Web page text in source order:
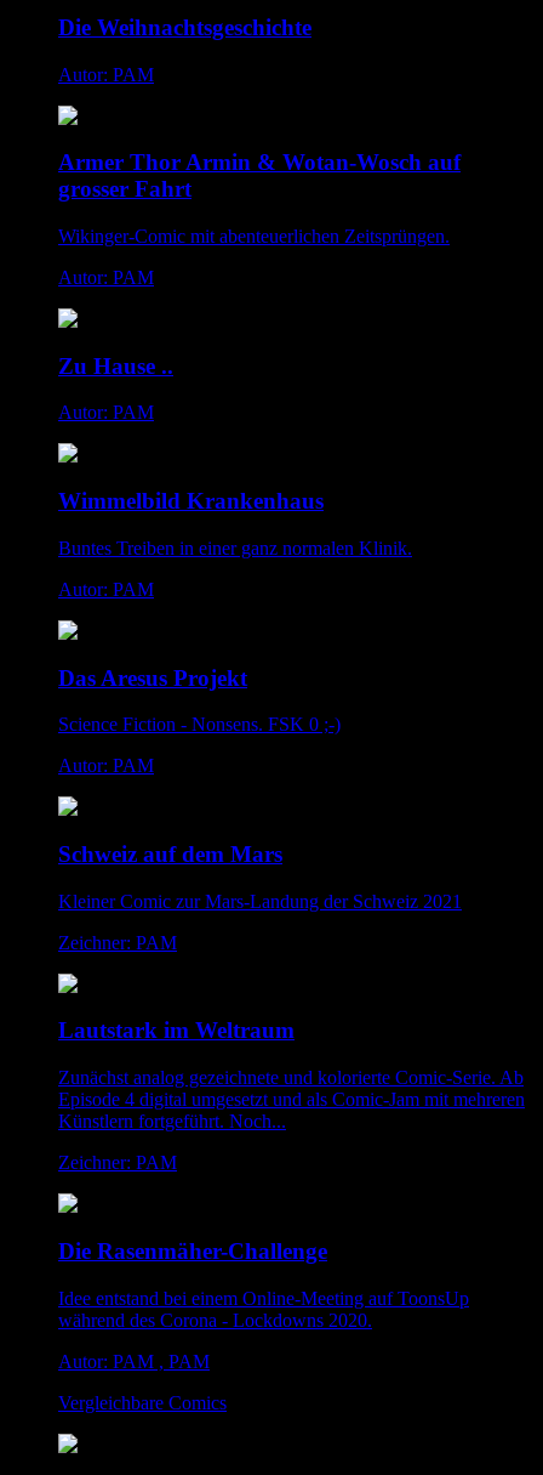
Die Weihnachtsgeschichte
Autor: PAM
Armer Thor Armin & Wotan-Wosch auf
grosser Fahrt
Wikinger-Comic mit abenteuerlichen Zeitsprüngen.
Autor: PAM
Zu Hause ..
Autor: PAM
Wimmelbild Krankenhaus
Buntes Treiben in einer ganz normalen Klinik.
Autor: PAM
Das Aresus Projekt
Science Fiction - Nonsens. FSK 0 ;-)
Autor: PAM
Schweiz auf dem Mars
Kleiner Comic zur Mars-Landung der Schweiz 2021
Zeichner: PAM
Lautstark im Weltraum
Zunächst analog gezeichnete und kolorierte Comic-Serie. Ab
Episode 4 digital umgesetzt und als Comic-Jam mit mehreren
Künstlern fortgeführt. Noch...
Zeichner: PAM
Die Rasenmäher-Challenge
Idee entstand bei einem Online-Meeting auf ToonsUp
während des Corona - Lockdowns 2020.
Autor: PAM , PAM
Vergleichbare Comics